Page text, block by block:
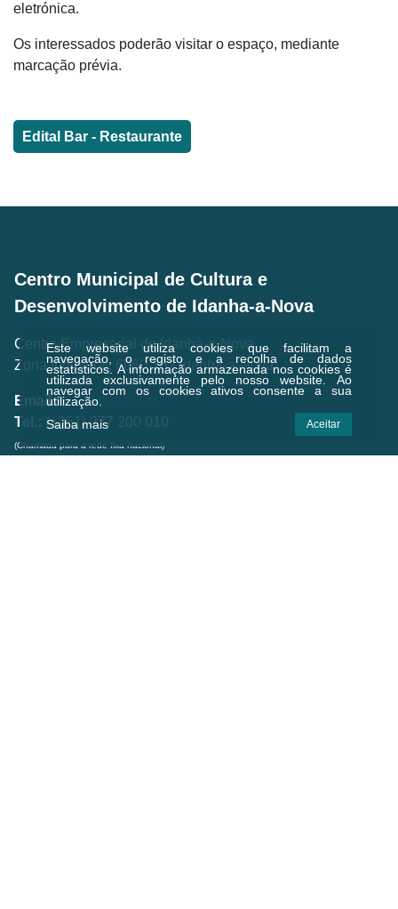
Este website utiliza cookies que facilitam a
navegação, o registo e a recolha de dados
estatísticos.A informação armazenada nos cookies é
utilizada exclusivamente pelo nosso website. Ao
navegar com os cookies ativos consente a sua
utilização.
Saiba mais
Aceitar
eletrónica.
Os interessados poderão visitar o espaço, mediante
marcação prévia.
Edital Bar - Restaurante
Centro Municipal de Cultura e
Desenvolvimento de Idanha-a-Nova
Centro Empresarial de Idanha-a-Nova,
Zona Industrial, 6060-182 Idanha-a-Nova
Email.: geral@cmcd.pt
Tel.: (+351) 277 200 010
(Chamada para a rede fixa nacional)